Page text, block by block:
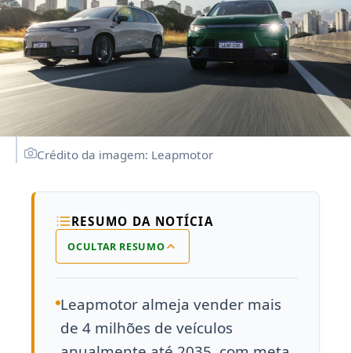
Crédito da imagem: Leapmotor
RESUMO DA NOTÍCIA
OCULTAR RESUMO
Leapmotor almeja vender mais
de 4 milhões de veículos